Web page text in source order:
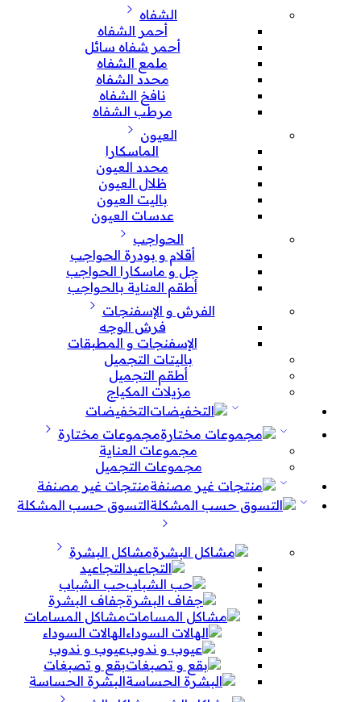
الشفاه
أحمر الشفاه
أحمر شفاه سائل
ملمع الشفاه
محدد الشفاه
نافخ الشفاه
مرطب الشفاه
العيون
الماسكارا
محدد العيون
ظلال العيون
باليت العيون
عدسات العيون
الحواجب
أقلام و بودرة الحواجب
جل و ماسكارا الحواجب
أطقم العناية بالحواجب
الفرش و الإسفنجات
فرش الوجه
الإسفنجات و المطبقات
باليتات التجميل
أطقم التجميل
مزيلات المكياج
التخفيضات
مجموعات مختارة
مجموعات العناية
مجموعات التجميل
منتجات غير مصنفة
التسوق حسب المشكلة
مشاكل البشرة
التجاعيد
حب الشباب
جفاف البشرة
مشاكل المسامات
الهالات السوداء
عيوب و ندوب
بقع و تصبغات
البشرة الحساسة